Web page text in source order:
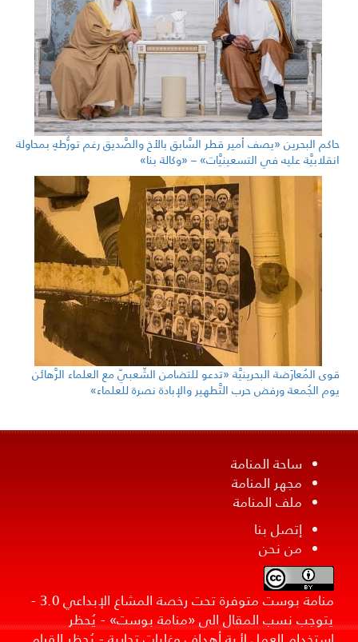
حاكم البحرين «يصف أمير قطر السَّابق بالأخ والصَّديق رغم تورُّطهِ بمحاولة
انقلابيَّة عليه في التسعينيَّات» – «وكالة بنا»
قوى المُعارَضة البحرينيَّة «تدعو للتضامن الشّعبيّ مع العلماء الرَّهائن
يوم الجُمعة ورفض حرب التَّطهير والإبادة نصرة للعلماء»
ساحة المنامة
مجهر المنامة
ملف المنامة
إتصل بنا
من نحن
منامة بوست متوفرة تحت رخصة المشاع الإبداعي 3.0 -
يتوجب نسب المقال الى «منامة بوست» - يُحظر